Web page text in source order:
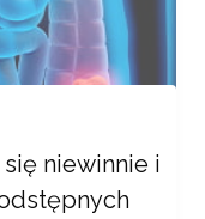
niewinnie i